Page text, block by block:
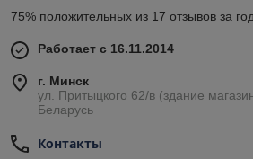
75% положительных из 17 отзывов за год
Работает с 16.11.2014
г. Минск
ул. Притыцкого 62/в (здание
Беларусь
Контакты